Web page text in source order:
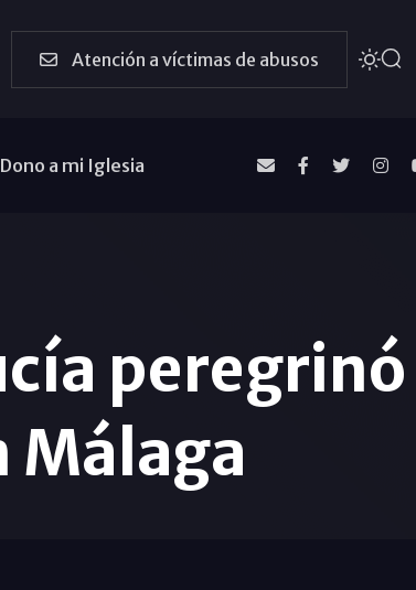
Atención a víctimas de abusos
Dono a mi Iglesia
Málaga